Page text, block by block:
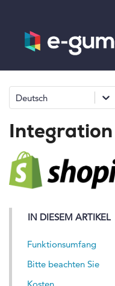
Deutsch
IN DIESEM ARTIKEL
Funktionsumfang
Bitte beachten Sie